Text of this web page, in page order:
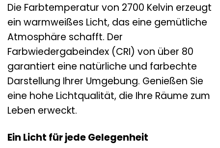
Die Farbtemperatur von 2700 Kelvin erzeugt
ein warmweißes Licht, das eine gemütliche
Atmosphäre schafft. Der
Farbwiedergabeindex (CRI) von über 80
garantiert eine natürliche und farbechte
Darstellung Ihrer Umgebung. Genießen Sie
eine hohe Lichtqualität, die Ihre Räume zum
Leben erweckt.
Ein Licht für jede Gelegenheit